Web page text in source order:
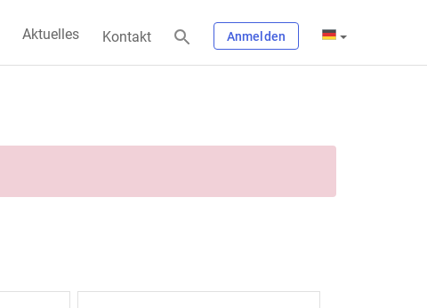
Aktuelles Kontakt Anmelden